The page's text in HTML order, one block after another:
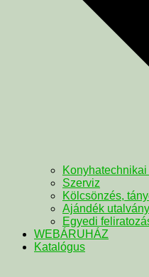
Szerviz
Kölcsönzés,
Ajándék utalvány
Egyedi
WEBÁRUHÁZ
Katalógus